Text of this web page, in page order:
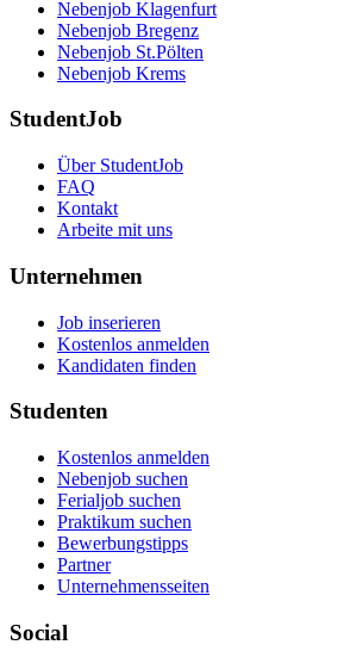
Nebenjob Klagenfurt
Nebenjob Bregenz
Nebenjob St.Pölten
Nebenjob Krems
StudentJob
Über StudentJob
FAQ
Kontakt
Arbeite mit uns
Unternehmen
Job inserieren
Kostenlos anmelden
Kandidaten finden
Studenten
Kostenlos anmelden
Nebenjob suchen
Ferialjob suchen
Praktikum suchen
Bewerbungstipps
Partner
Unternehmensseiten
Social